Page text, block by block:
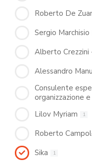
Roberto De
Sergio Marchisio
Alberto Crezzini
Alessandro
Consulente
organizzazione
Lilov Myriam 1
Roberto
Sika 1